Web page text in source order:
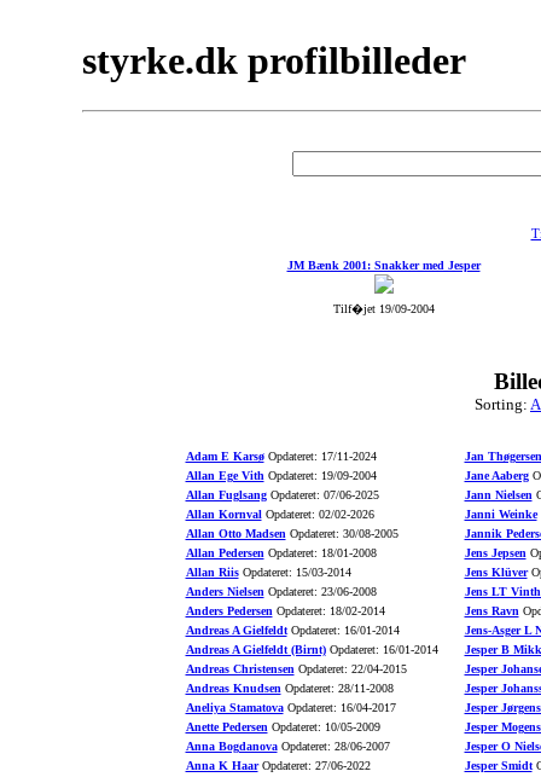
styrke.dk profilbilleder
JM Bænk 2001: Snakker med Jesper
Tilf�jet 19/09-2004
Sorting:
Adam E KarsøOpdateret: 17/11-2024
Allan Ege Vith Opdateret: 19/09-2004
Allan FuglsangOpdateret: 07/06-2025
Allan KornvalOpdateret: 02/02-2026
Allan Otto Madsen Opdateret: 30/08-2005
Allan Pedersen Opdateret: 18/01-2008
Allan RiisOpdateret: 15/03-2014
Anders Nielsen Opdateret: 23/06-2008
Anders Pedersen Opdateret: 18/02-2014
Andreas A GielfeldtOpdateret: 16/01-2014
Andreas A Gielfeldt (Birnt)Opdateret: 16/01-2014
Andreas Christensen Opdateret: 22/04-2015
Andreas Knudsen Opdateret: 28/11-2008
Aneliya StamatovaOpdateret: 16/04-2017
Anette Pedersen Opdateret: 10/05-2009
Anna BogdanovaOpdateret: 28/06-2007
Anna K HaarOpdateret: 27/06-2022
Jan Thøgersen
Jane Aaberg
Jann Nielsen
Janni Weinke
Jannik
Jens Jepsen
Jens Klüver
Jens LT
Jens Ravn
Jens-Asger L
Jesper B
Jesper
Jesper
Jesper
Jesper
Jesper O
Jesper Smidt